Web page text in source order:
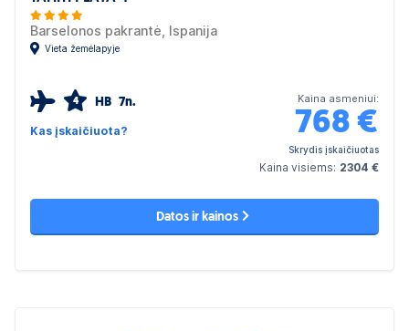
Barselonos pakrantė, Ispanija
Vieta žemėlapyje
4 HB 7n.
Kas įskaičiuota?
Kaina asmeniui:
768 €
Skrydis įskaičiuotas
Kaina visiems: 2304 €
Datos ir kainos